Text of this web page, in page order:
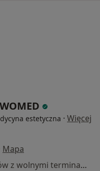
estetyczna · Więcej
Mapa
Brak dostępnych specjalistów z wolnymi terminami w tym centrum medycznym.